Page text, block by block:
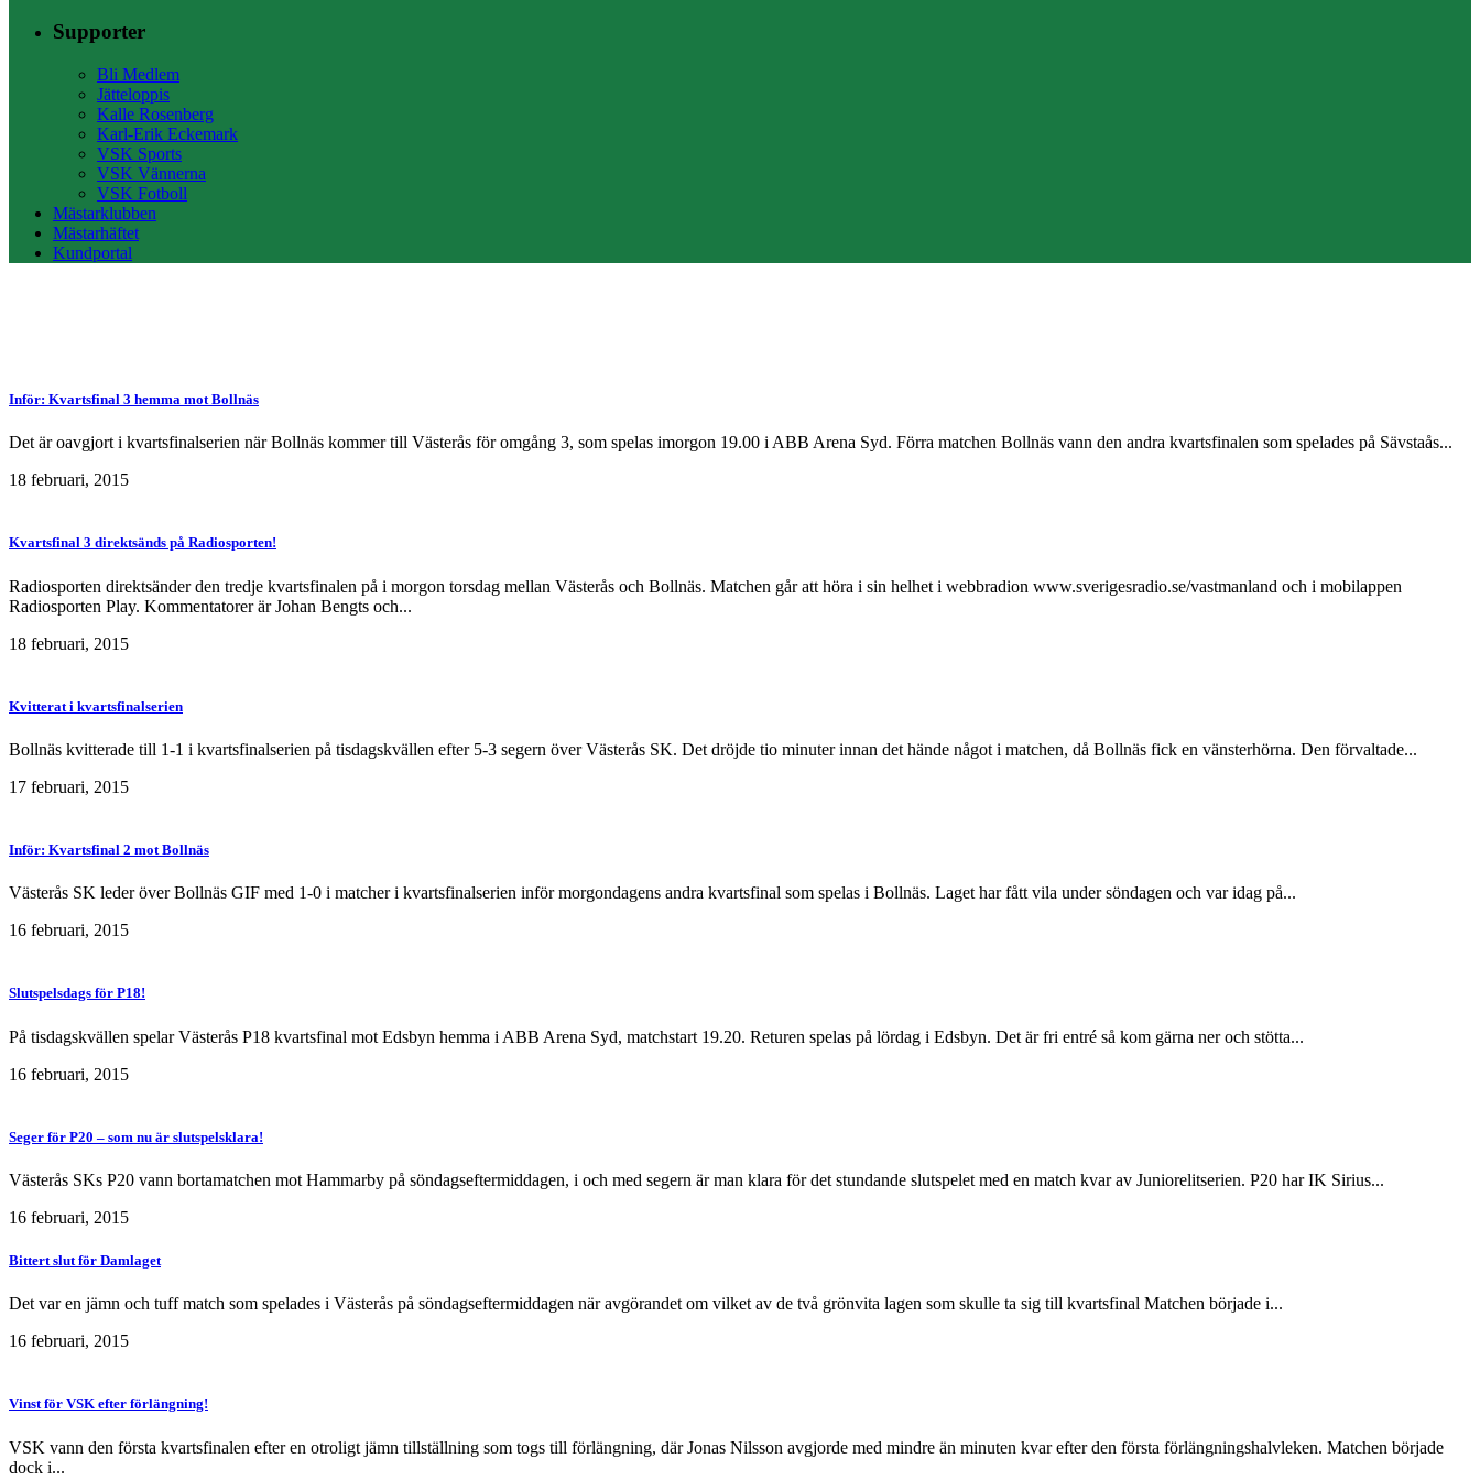
Supporter
Bli Medlem
Jätteloppis
Kalle Rosenberg
Karl-Erik Eckemark
VSK Sports
VSK Vännerna
VSK Fotboll
Mästarklubben
Mästarhäftet
Kundportal
Inför: Kvartsfinal 3 hemma mot Bollnäs
Det är oavgjort i kvartsfinalserien när Bollnäs kommer till Västerås för omgång 3, som spelas imorgon 19.00 i ABB Arena Syd. Förra matchen Bollnäs vann den andra kvartsfinalen som spelades på Sävstaås...
18 februari, 2015
Kvartsfinal 3 direktsänds på Radiosporten!
Radiosporten direktsänder den tredje kvartsfinalen på i morgon torsdag mellan Västerås och Bollnäs. Matchen går att höra i sin helhet i webbradion www.sverigesradio.se/vastmanland och i mobilappen
Radiosporten Play. Kommentatorer är Johan Bengts och...
18 februari, 2015
Kvitterat i kvartsfinalserien
Bollnäs kvitterade till 1-1 i kvartsfinalserien på tisdagskvällen efter 5-3 segern över Västerås SK. Det dröjde tio minuter innan det hände något i matchen, då Bollnäs fick en vänsterhörna. Den förvaltade...
17 februari, 2015
Inför: Kvartsfinal 2 mot Bollnäs
Västerås SK leder över Bollnäs GIF med 1-0 i matcher i kvartsfinalserien inför morgondagens andra kvartsfinal som spelas i Bollnäs. Laget har fått vila under söndagen och var idag på...
16 februari, 2015
Slutspelsdags för P18!
På tisdagskvällen spelar Västerås P18 kvartsfinal mot Edsbyn hemma i ABB Arena Syd, matchstart 19.20. Returen spelas på lördag i Edsbyn. Det är fri entré så kom gärna ner och stötta...
16 februari, 2015
Seger för P20 – som nu är slutspelsklara!
Västerås SKs P20 vann bortamatchen mot Hammarby på söndagseftermiddagen, i och med segern är man klara för det stundande slutspelet med en match kvar av Juniorelitserien. P20 har IK Sirius...
16 februari, 2015
Bittert slut för Damlaget
Det var en jämn och tuff match som spelades i Västerås på söndagseftermiddagen när avgörandet om vilket av de två grönvita lagen som skulle ta sig till kvartsfinal Matchen började i...
16 februari, 2015
Vinst för VSK efter förlängning!
VSK vann den första kvartsfinalen efter en otroligt jämn tillställning som togs till förlängning, där Jonas Nilsson avgjorde med mindre än minuten kvar efter den första förlängningshalvleken. Matchen började
dock i...